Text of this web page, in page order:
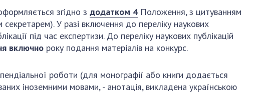
згідно з додатком 4Положення, з цитуванням
секретарем). У разі включення до переліку наукових
під час експертизи. До переліку наукових публікацій
включно року подання матеріалів на конкурс.
роботи (для монографії або книги додається
іноземними мовами, - анотація, викладена українською